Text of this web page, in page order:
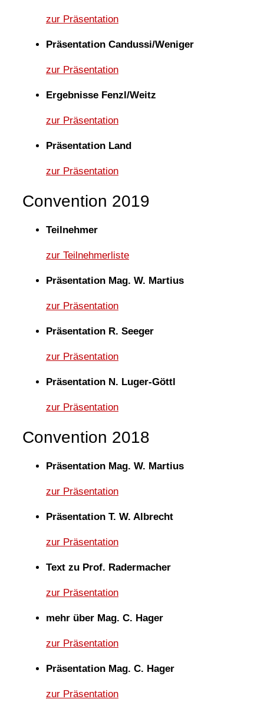
zur Präsentation
Präsentation Candussi/Weniger
zur Präsentation
Ergebnisse Fenzl/Weitz
zur Präsentation
Präsentation Land
zur Präsentation
Convention 2019
Teilnehmer
zur Teilnehmerliste
Präsentation Mag. W. Martius
zur Präsentation
Präsentation R. Seeger
zur Präsentation
Präsentation N. Luger-Göttl
zur Präsentation
Convention 2018
Präsentation Mag. W. Martius
zur Präsentation
Präsentation T. W. Albrecht
zur Präsentation
Text zu Prof. Radermacher
zur Präsentation
mehr über Mag. C. Hager
zur Präsentation
Präsentation Mag. C. Hager
zur Präsentation